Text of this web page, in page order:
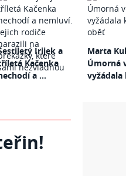
Irijek a
Kačenka
a ...
Marta
Úmorná